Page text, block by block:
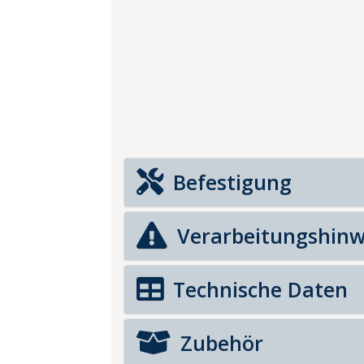
Befestigung
Technische Daten
Zubehör